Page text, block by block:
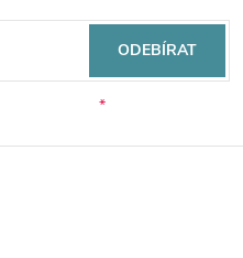
ODEBÍRAT